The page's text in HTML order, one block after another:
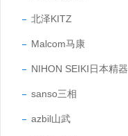
北泽KITZ
Malcom马康
NIHON SEIKI日本精器
sanso三相
azbil山武